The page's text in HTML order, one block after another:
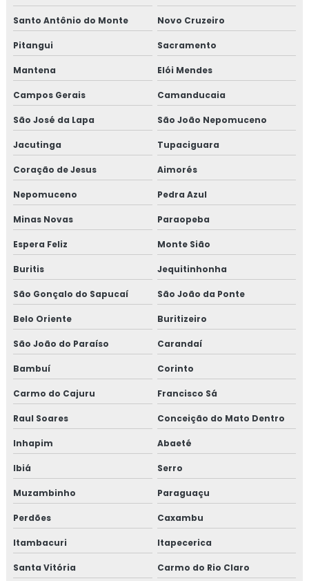
Treinamento em auditoria de fornecedores
Treinamento em auditoria interna
Treinamento em auditoria interna da norma FSSC 22000
Treinamento em avaliação de fornecedores
Treinamento em boas práticas de fabricação
Treinamento em boas práticas em laboratórios
Treinamento em certificação GMP+2020
Treinamento em controle de alergênicos
Treinamento em controle de pragas
Treinamento para coordenadores de equipes de melhoria
Treinamento em cultura da segurança de alimentos e
qualidade
Treinamento para elaboração do plano de HACCP APPCC
Treinamento em food fraud e food defense
Treinamento em formação de auditor interno
Treinamento em fraud e food defense
Treinamento em FSSC 22000
Santo Antônio do Monte Novo Cruzeiro
Pitangui Sacramento
Mantena Elói Mendes
Campos Gerais Camanducaia
São José da Lapa São João Nepomuceno
Jacutinga Tupaciguara
Coração de Jesus Aimorés
Nepomuceno Pedra Azul
Minas Novas Paraopeba
Espera Feliz Monte Sião
Buritis Jequitinhonha
São Gonçalo do Sapucaí São João da Ponte
Belo Oriente Buritizeiro
São João do Paraíso Carandaí
Bambuí Corinto
Carmo do Cajuru Francisco Sá
Raul Soares Conceição do Mato Dentro
Inhapim Abaeté
Ibiá Serro
Muzambinho Paraguaçu
Perdões Caxambu
Itambacuri Itapecerica
Santa Vitória Carmo do Rio Claro